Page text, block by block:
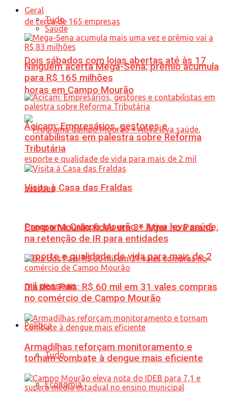
Dois sábados com lojas abertas até às 17
horas em Campo Mourão
Programa Campo Mourão + Ativa leva saúde,
esporte e qualidade de vida para mais de 2
mil pessoas
Política
Tudo
Economia
Geral
Tudo
Saúde
Ninguém acerta Mega-Sena; prêmio acumula
para R$ 165 milhões
Acicam: Empresários, gestores e
contabilistas em palestra sobre Reforma
Tributária
Visita à Casa das Fraldas
Campo Mourão ficou em 3º lugar no Paraná
na retenção de IR para entidades
Dia dos Pais: R$ 60 mil em 31 vales compras
no comércio de Campo Mourão
Armadilhas reforçam monitoramento e
tornam combate à dengue mais eficiente